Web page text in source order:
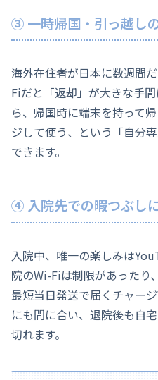
③ 一時帰国・引っ越し
海外在住者が日本に数週間
Fiだと「返却」が大きな手
ら、帰国時に端末を持って
ジして使う、という「自分
できます。
④ 入院先での暇つぶし
入院中、唯一の楽しみは
院のWi-Fiは制限があったり
最短当日発送で届くチャー
にも間に合い、退院後も自
切れます。